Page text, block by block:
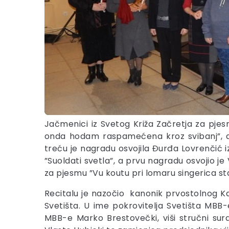
Jačmenici iz Svetog Križa Začretja za
onda hodam raspamećena kroz svibanj”,
treću je nagradu osvojila Đurđa Lovrenčić
”Suoldati svetla”, a prvu nagradu osvojio
za pjesmu ”Vu koutu pri lomaru singerica
Recitalu je nazočio kanonik prvostolnog
Svetišta. U ime pokrovitelja Svetišta
MBB-e Marko Brestovečki, viši stručni